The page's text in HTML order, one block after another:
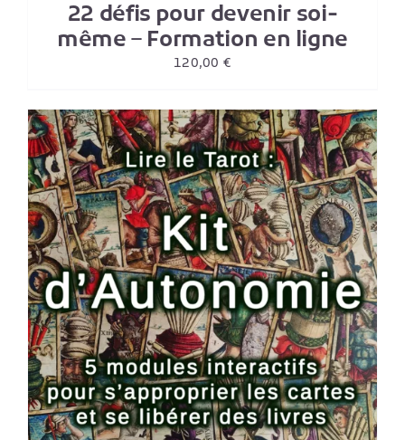
22 défis pour devenir soi-
même – Formation en ligne
120,00 €